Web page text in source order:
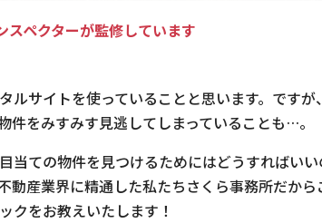
スペクターが監修しています
サイトを使っていることと思います。ですが、
をみすみす見逃してしまっていることも…。
当ての物件を見つけるためにはどうすればいい
動産業界に精通した私たちさくら事務所だから
クをお教えいたします！